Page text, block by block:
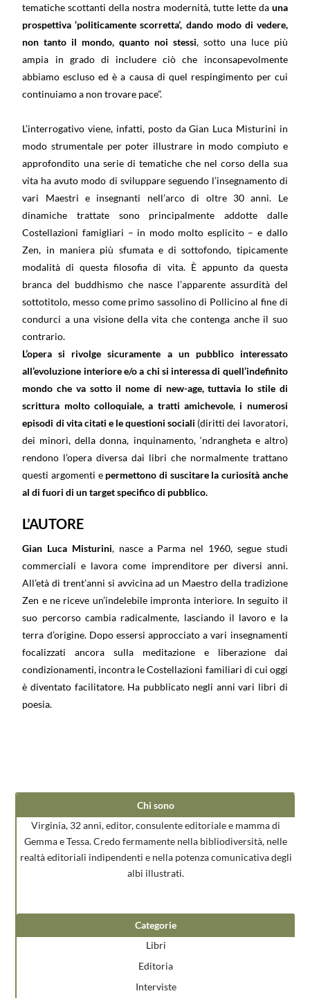
tematiche scottanti della nostra modernità, tutte lette da una
prospettiva ‘politicamente scorretta’, dando modo di vedere,
non tanto il mondo, quanto noi stessi, sotto una luce più
ampia in grado di includere ciò che inconsapevolmente
abbiamo escluso ed è a causa di quel respingimento per cui
continuiamo a non trovare pace”.
L’interrogativo viene, infatti, posto da Gian Luca Misturini in
modo strumentale per poter illustrare in modo compiuto e
approfondito una serie di tematiche che nel corso della sua
vita ha avuto modo di sviluppare seguendo l’insegnamento di
vari Maestri e insegnanti nell’arco di oltre 30 anni. Le
dinamiche trattate sono principalmente addotte dalle
Costellazioni famigliari – in modo molto esplicito – e dallo
Zen, in maniera più sfumata e di sottofondo, tipicamente
modalità di questa filosofia di vita. È appunto da questa
branca del buddhismo che nasce l’apparente assurdità del
sottotitolo, messo come primo sassolino di Pollicino al fine di
condurci a una visione della vita che contenga anche il suo
contrario.
L’opera si rivolge sicuramente a un pubblico interessato
all’evoluzione interiore e/o a chi si interessa di quell’indefinito
mondo che va sotto il nome di new-age, tuttavia lo stile di
scrittura molto colloquiale, a tratti amichevole, i numerosi
episodi di vita citati e le questioni sociali (diritti dei lavoratori,
dei minori, della donna, inquinamento, ‘ndrangheta e altro)
rendono l’opera diversa dai libri che normalmente trattano
questi argomenti e permettono di suscitare la curiosità anche
al di fuori di un target specifico di pubblico.
L’AUTORE
Gian Luca Misturini, nasce a Parma nel 1960, segue studi
commerciali e lavora come imprenditore per diversi anni.
All’età di trent’anni si avvicina ad un Maestro della tradizione
Zen e ne riceve un’indelebile impronta interiore. In seguito il
suo percorso cambia radicalmente, lasciando il lavoro e la
terra d’origine. Dopo essersi approcciato a vari insegnamenti
focalizzati ancora sulla meditazione e liberazione dai
condizionamenti, incontra le Costellazioni familiari di cui oggi
è diventato facilitatore. Ha pubblicato negli anni vari libri di
poesia.
Chi sono
Virginia, 32 anni, editor, consulente editoriale e mamma di
Gemma e Tessa. Credo fermamente nella bibliodiversità, nelle
realtà editoriali indipendenti e nella potenza comunicativa degli
albi illustrati.
Categorie
Libri
Editoria
Interviste